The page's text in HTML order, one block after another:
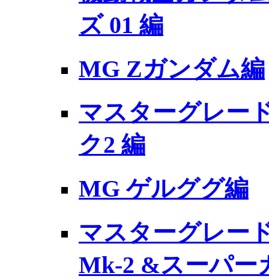
ズ 01 編
MG Zガンダム編
マスターグレー
ク2 編
MG ゲルググ編
マスターグレー
Mk-2 &スーパー